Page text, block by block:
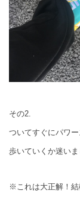
その2.
ついてすぐにパワ
歩いていくか迷い
※これは大正解！結